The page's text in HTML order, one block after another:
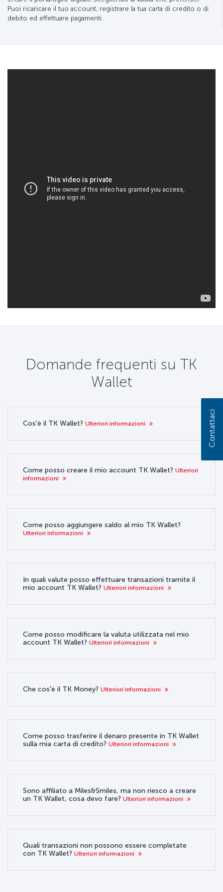
Puoi ricaricare il tuo account, registrare la tua carta di credito o di
debito ed effettuare pagamenti.
Domande frequenti su TK
Wallet
Cos'è il TK Wallet? Ulteriori informazioni
Come posso creare il mio account TK Wallet? Ulteriori
informazioni
Come posso aggiungere saldo al mio TK Wallet?
Ulteriori informazioni
In quali valute posso effettuare transazioni tramite il
mio account TK Wallet? Ulteriori informazioni
Come posso modificare la valuta utilizzata nel mio
account TK Wallet? Ulteriori informazioni
Che cos'è il TK Money? Ulteriori informazioni
Come posso trasferire il denaro presente in TK Wallet
sulla mia carta di credito? Ulteriori informazioni
Sono affiliato a Miles&Smiles, ma non riesco a creare
un TK Wallet, cosa devo fare? Ulteriori informazioni
Quali transazioni non possono essere completate
con TK Wallet? Ulteriori informazioni
Contattaci